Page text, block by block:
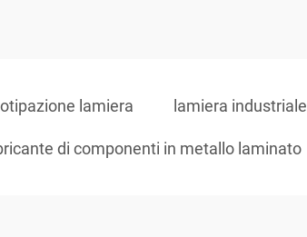
lamiera lamiera industriale
di componenti in metallo laminato